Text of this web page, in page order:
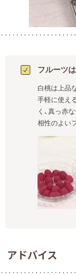
フルーツ
白桃は上品
手軽に使え
く、真っ赤
相性のよい
アドバイス